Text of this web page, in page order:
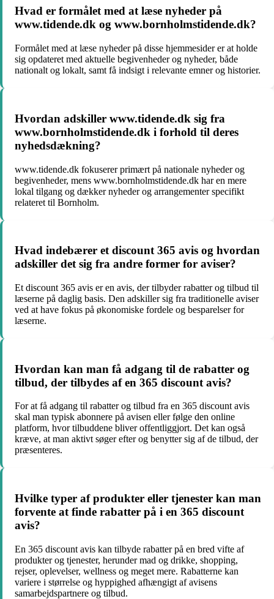
Hvad er formålet med at læse nyheder på
www.tidende.dk og www.bornholmstidende.dk?
Formålet med at læse nyheder på disse hjemmesider er at holde
sig opdateret med aktuelle begivenheder og nyheder, både
nationalt og lokalt, samt få indsigt i relevante emner og historier.
Hvordan adskiller www.tidende.dk sig fra
www.bornholmstidende.dk i forhold til deres
nyhedsdækning?
www.tidende.dk fokuserer primært på nationale nyheder og
begivenheder, mens www.bornholmstidende.dk har en mere
lokal tilgang og dækker nyheder og arrangementer specifikt
relateret til Bornholm.
Hvad indebærer et discount 365 avis og hvordan
adskiller det sig fra andre former for aviser?
Et discount 365 avis er en avis, der tilbyder rabatter og tilbud til
læserne på daglig basis. Den adskiller sig fra traditionelle aviser
ved at have fokus på økonomiske fordele og besparelser for
læserne.
Hvordan kan man få adgang til de rabatter og
tilbud, der tilbydes af en 365 discount avis?
For at få adgang til rabatter og tilbud fra en 365 discount avis
skal man typisk abonnere på avisen eller følge den online
platform, hvor tilbuddene bliver offentliggjort. Det kan også
kræve, at man aktivt søger efter og benytter sig af de tilbud, der
præsenteres.
Hvilke typer af produkter eller tjenester kan man
forvente at finde rabatter på i en 365 discount
avis?
En 365 discount avis kan tilbyde rabatter på en bred vifte af
produkter og tjenester, herunder mad og drikke, shopping,
rejser, oplevelser, wellness og meget mere. Rabatterne kan
variere i størrelse og hyppighed afhængigt af avisens
samarbejdspartnere og tilbud.